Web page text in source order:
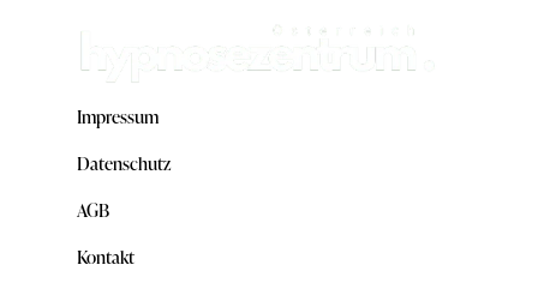
Impressum
Datenschutz
AGB
Kontakt